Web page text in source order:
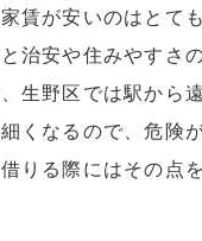
賃が安いのはとて
治安や住みやすさ
生野区では駅から
くなるので、危険
りる際にはその点